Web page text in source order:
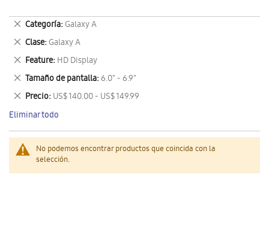
No podemos encontrar productos que coincida con la
selección.
Categoría Galaxy A
Eliminar
este
artículo
Clase Galaxy A
Eliminar
este
artículo
Feature HD Display
Eliminar
este
artículo
Tamaño de pantalla 6.0" - 6.9"
Eliminar
este
artículo
Precio US$ 140.00 - US$ 149.99
Eliminar
este
artículo
Eliminar todo